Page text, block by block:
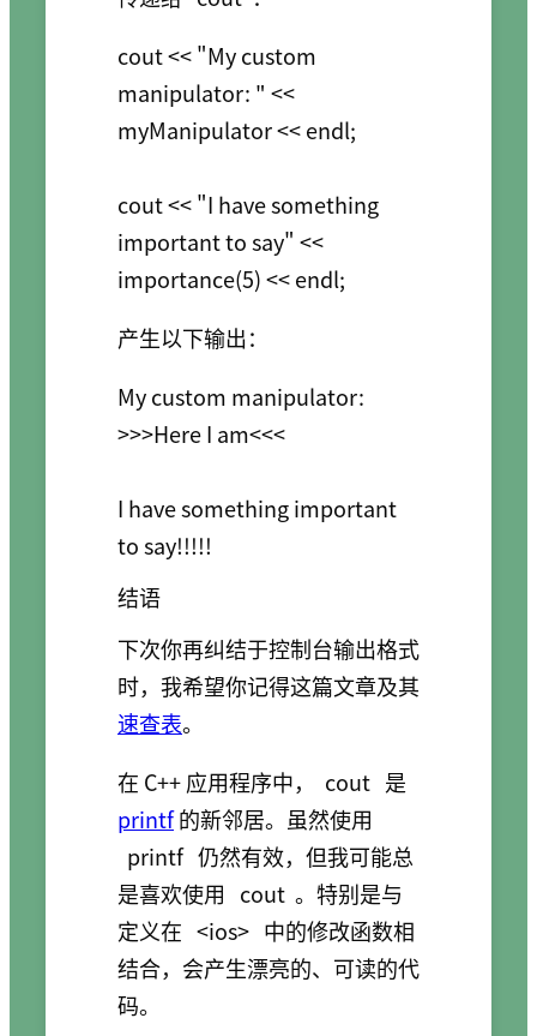
cout << "My custom
manipulator: " <<
myManipulator << endl;
cout << "I have something
important to say" <<
产生以下输出：
My custom manipulator:
>>>Here I am<<<
I have something important
结语
下次你再纠结于控制台输出格式
时，我希望你记得这篇文章及其
速查表。
在 C++ 应用程序中，
cout 是
printf的新邻居。虽然使用
printf 仍然有效，但我可能总
是喜欢使用 cout 。特别是与
定义在 <ios> 中的修改函数相
结合，会产生漂亮的、可读的代
码。